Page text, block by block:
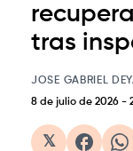
tras
JOSE GABRIEL
8 de julio de 2026 -
𝕏